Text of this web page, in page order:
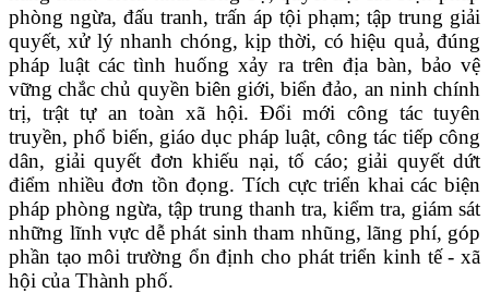
phòng ngừa, đấu tranh, trấn áp tội phạm; tập trung giải
quyết, xử lý nhanh chóng, kịp thời, có hiệu quả, đúng
pháp luật các tình huống xảy ra trên địa bàn, bảo vệ
vững chắc chủ quyền biên giới, biển đảo, an ninh chính
trị, trật tự an toàn xã hội.Đổi mới công tác tuyên
truyền, phổ biến, giáo dục pháp luật, công tác tiếp công
dân, giải quyết đơn khiếu nại, tố cáo; giải quyết dứt
điểm nhiều đơn tồn đọng. Tích cực triển khai các biện
pháp phòng ngừa, tập trung thanh tra, kiểm tra, giám sát
những lĩnh vực dễ phát sinh tham nhũng, lãng phí, góp
phần tạo môi trường ổn định cho phát triển kinh tế - xã
hội của Thành phố.